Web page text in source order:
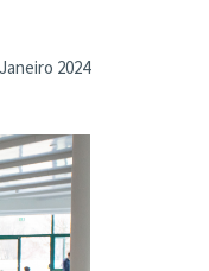
2024